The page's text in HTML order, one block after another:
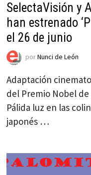
SelectaVisión y
han estrenado
el 26 de junio
porNunci de León
Adaptación
del Premio Nobel
Pálida luz en las
japonés …